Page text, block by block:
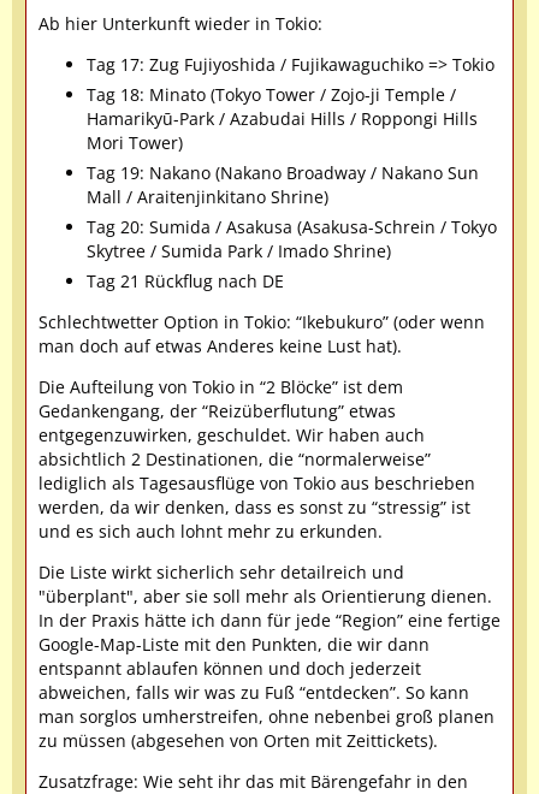
Ab hier Unterkunft wieder in Tokio:
Tag 17: Zug Fujiyoshida / Fujikawaguchiko => Tokio
Tag 18: Minato (Tokyo Tower / Zojo-ji Temple /
Hamarikyū-Park / Azabudai Hills / Roppongi Hills
Mori Tower)
Tag 19: Nakano (Nakano Broadway / Nakano Sun
Mall / Araitenjinkitano Shrine)
Tag 20: Sumida / Asakusa (Asakusa-Schrein / Tokyo
Skytree / Sumida Park / Imado Shrine)
Tag 21 Rückflug nach DE
Schlechtwetter Option in Tokio: “Ikebukuro” (oder wenn
man doch auf etwas Anderes keine Lust hat).
Die Aufteilung von Tokio in “2 Blöcke” ist dem
Gedankengang, der “Reizüberflutung” etwas
entgegenzuwirken, geschuldet. Wir haben auch
absichtlich 2 Destinationen, die “normalerweise”
lediglich als Tagesausflüge von Tokio aus beschrieben
werden, da wir denken, dass es sonst zu “stressig” ist
und es sich auch lohnt mehr zu erkunden.
Die Liste wirkt sicherlich sehr detailreich und
"überplant", aber sie soll mehr als Orientierung dienen.
In der Praxis hätte ich dann für jede “Region” eine fertige
Google-Map-Liste mit den Punkten, die wir dann
entspannt ablaufen können und doch jederzeit
abweichen, falls wir was zu Fuß “entdecken”. So kann
man sorglos umherstreifen, ohne nebenbei groß planen
zu müssen (abgesehen von Orten mit Zeittickets).
Zusatzfrage: Wie seht ihr das mit Bärengefahr in den